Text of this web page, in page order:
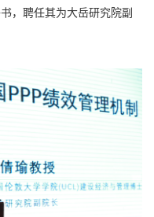
，聘任其为大岳研究院副